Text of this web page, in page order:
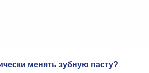
менять зубную пасту?